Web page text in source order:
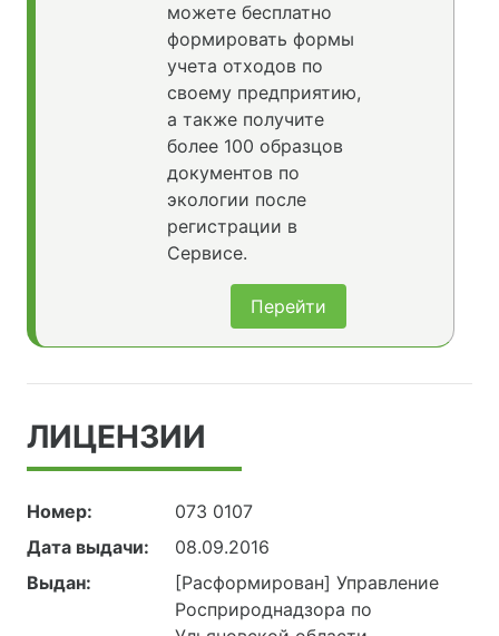
можете бесплатно
формировать формы
учета отходов по
своему предприятию,
а также получите
более 100 образцов
документов по
экологии после
регистрации в
Сервисе.
Перейти
ЛИЦЕНЗИИ
Номер:
073 0107
Дата выдачи:
08.09.2016
Выдан:
[Расформирован] Управление
Росприроднадзора по